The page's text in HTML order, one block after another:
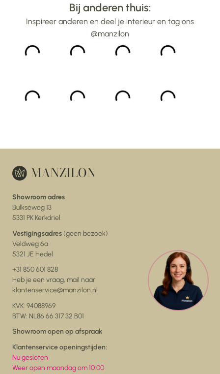
Bij anderen thuis:
Inspireer anderen en deel je interieur en tag ons
@manzilon
Showroom adres
Bulkseweg 13
5331 PK Kerkdriel
Vestigingsadres (geen bezoek)
Veldweg 6a
5321 JE Hedel
+31 850 601 828
Heb je een vraag, mail naar
klantenservice@manzilon.nl
KVK: 94088969
BTW: NL86 66 317 32 B01
Showroom open op afspraak
Klantenservice openingstijden:
Nu gesloten
Weer open maandag om 10:00